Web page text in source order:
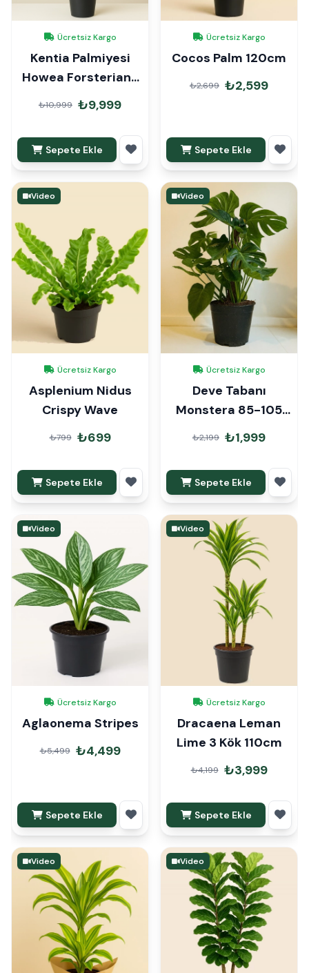
Ücretsiz Kargo
Kentia Palmiyesi
Howea Forsteriana
170cm
₺10,999 ₺9,999
Sepete Ekle
Ücretsiz Kargo
Cocos Palm 120cm
₺2,699 ₺2,599
Sepete Ekle
Video
Ücretsiz Kargo
Asplenium Nidus
Crispy Wave
₺799 ₺699
Sepete Ekle
Video
Ücretsiz Kargo
Deve Tabanı
Monstera 85-105
cm
₺2,199 ₺1,999
Sepete Ekle
Video
Ücretsiz Kargo
Aglaonema Stripes
₺5,499 ₺4,499
Sepete Ekle
Video
Ücretsiz Kargo
Dracaena Leman
Lime 3 Kök 110cm
₺4,199 ₺3,999
Sepete Ekle
Video Video